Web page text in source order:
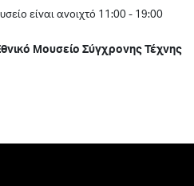
είναι ανοιχτό 11:00 - 19:00
Μουσείο Σύγχρονης Τέχνης